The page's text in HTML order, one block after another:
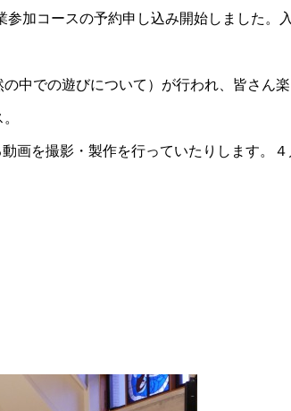
加コースの予約申し込み開始しました。
中での遊びについて）が行われ、皆さん
画を撮影・製作を行っていたりします。